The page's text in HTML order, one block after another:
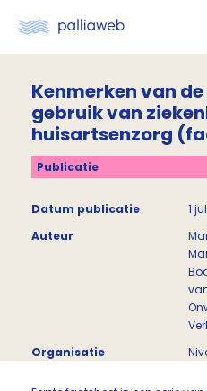
Kenmerken van
gebruik van
huisartsenzorg
Publicatie
Datum publicatie
1
Auteur
Organisatie